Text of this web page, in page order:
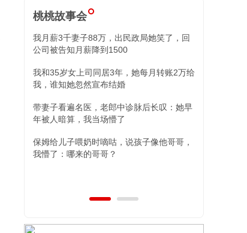
桃桃故事会
我月薪3千妻子88万，出民政局她笑了，回
公司被告知月薪降到1500
我和35岁女上司同居3年，她每月转账2万给
我，谁知她忽然宣布结婚
带妻子看遍名医，老郎中诊脉后长叹：她早
年被人暗算，我当场懵了
保姆给儿子喂奶时嘀咕，说孩子像他哥哥，
我懵了：哪来的哥哥？